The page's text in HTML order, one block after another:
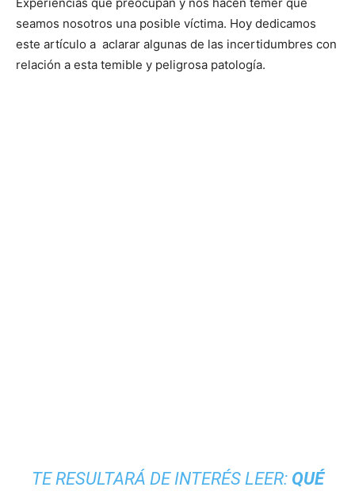
seamos nosotros una posible víctima. Hoy dedicamos
este artículo a aclarar algunas de las incertidumbres con
relación a esta temible y peligrosa patología.
TE RESULTARÁ DE INTERÉS LEER: QUÉ